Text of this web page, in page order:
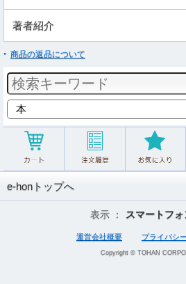
著者紹介
商品の返品について
e-honトップへ
表示 ： スマートフォ
運営会社概要 プライバシ
Copyright © TOHAN